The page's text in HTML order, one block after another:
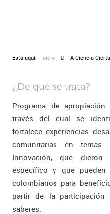
Está aquí: Inicio A Ciencia Cierta
¿De qué se trata?
Programa de
través del cual se
fortalece experiencias
comunitarias en temas
Innovación, que
específico y que
colombianos para
partir de la
saberes.